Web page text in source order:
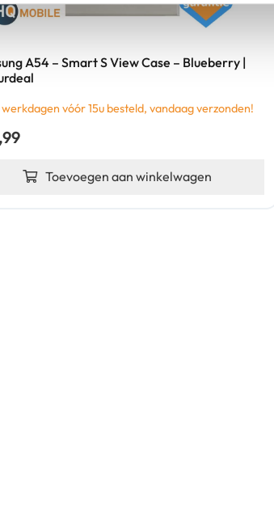
A54 – Smart S View Case – Blueberry |
vóór 15u besteld, vandaag verzonden!
Toevoegen aan winkelwagen